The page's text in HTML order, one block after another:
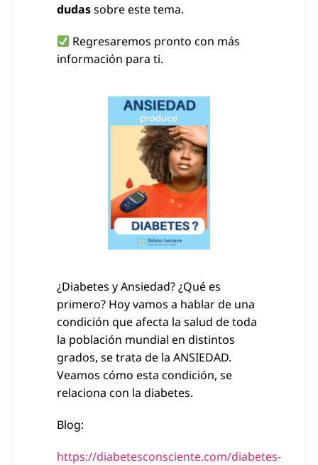
dudassobre este tema.
Regresaremos pronto con más
información para ti.
¿Diabetes y Ansiedad? ¿Qué es
primero? Hoy vamos a hablar de una
condición que afecta la salud de toda
la población mundial en distintos
grados, se trata de la ANSIEDAD.
Veamos cómo esta condición, se
relaciona con la diabetes.
Blog:
https://diabetesconsciente.com/diabetes-